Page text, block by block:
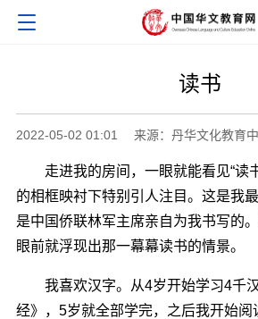
读书
2022-05-02 01:01 来源：丹华文化教育
走进我的房间，一眼就能看见“读
的相框映衬下特别引人注目。这是我
是中国侨联林军主席亲自为我书写的
眼前就浮现出那一幕幕读书的情景。
我喜欢汉字。从4岁开始学习4千
经》，5岁就全部学完，之后我开始阅